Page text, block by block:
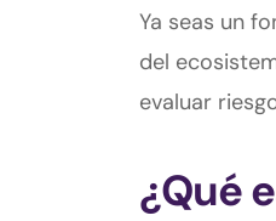
Ya seas un
del
evaluar
¿Qué